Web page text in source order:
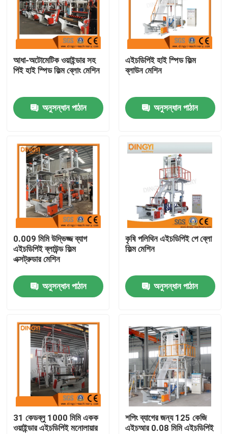
পণ্য
আমাদের সম্পর্কে
কারখানা ভ্রমণ
মান নিয়ন্ত্রণ
যোগাযোগ করুন
উদ্ধৃতির জন্য আবেদন
ফিল্ম ব্লো মেশিন
এইচডিপিই ব্লোন ফিল্ম মেশিন
LDPE ব্লোন ফিল্ম মেশিন
আধা-অটোমেটিক ওয়াইন্ডার সহ
পিই হাই স্পিড ফিল্ম ব্লোং মেশিন
অনুসন্ধান পাঠান
এইচডিপিই হাই স্পিড ফিল্ম
ব্লাউন মেশিন
অনুসন্ধান পাঠান
0.009 মিমি উদ্ভিজ্জ ব্যাগ
এইচডিপিই ব্লাউন্ড ফিল্ম
এক্সট্রুডার মেশিন
অনুসন্ধান পাঠান
কৃষি পলিথিন এইচডিপিই পে ব্লো
ফিল্ম মেশিন
অনুসন্ধান পাঠান
31 কেডব্লু 1000 মিমি একক
ওয়াইন্ডার এইচডিপিই মনোলায়ার
শপিং ব্যাগের জন্য 125 কেজি
এইচআর 0.08 মিমি এইচডিপিই